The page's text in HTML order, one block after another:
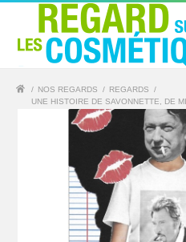
/ NOS REGARDS / REGARDS
/
UNE HISTOIRE DE SAVONNETTE, DE